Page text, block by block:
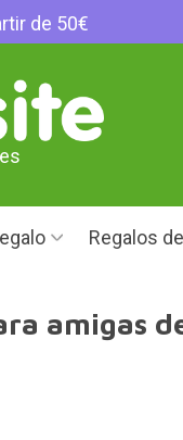
de 50€
Regalos
amigas